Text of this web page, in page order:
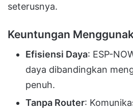
seterusnya.
Keuntungan
Efisiensi Daya: ESP-
daya dibandingkan
penuh.
Tanpa Router: